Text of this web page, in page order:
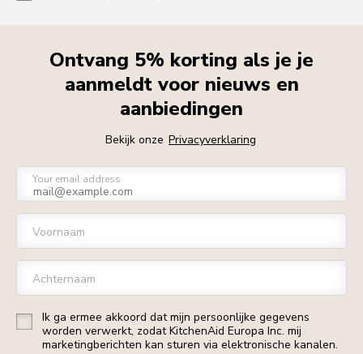
Ontvang 5% korting als je je
aanmeldt voor nieuws en
aanbiedingen
Bekijk onze Privacyverklaring
Your email address
Voornaam
Achternaam
Ik ga ermee akkoord dat mijn persoonlijke gegevens
worden verwerkt, zodat KitchenAid Europa Inc. mij
marketingberichten kan sturen via elektronische kanalen.